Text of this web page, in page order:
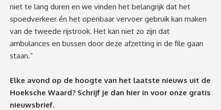
niet te lang duren en we vinden het belangrijk dat het
spoedverkeer én het openbaar vervoer gebruik kan maken
van de tweede rijstrook. Het kan niet zo zijn dat
ambulances en bussen door deze afzetting in de file gaan
staan.”
Elke avond op de hoogte van het laatste nieuws uit de
Hoeksche Waard? Schrijf je dan hier in voor onze gratis
nieuwsbrief.